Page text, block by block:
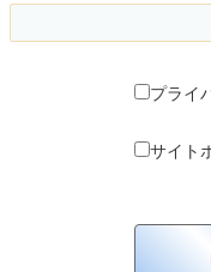
プライ
サイト